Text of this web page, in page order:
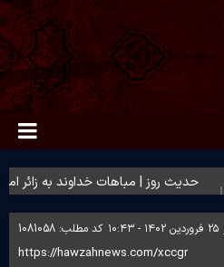
حدیث روز | مباهات خداوند به زائر امام
۲۵ فروردین ۱۴۰۲ - ۱۰:۴۳ کد مطلب: 1081058